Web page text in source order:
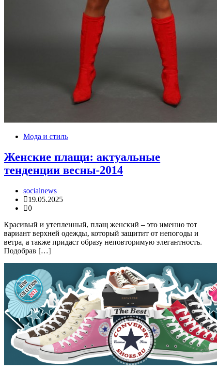
Мода и стиль
Женские плащи: актуальные
тенденции весны-2014
socialnews
19.05.2025
0
Красивый и утепленный, плащ женский – это именно тот
вариант верхней одежды, который защитит от непогоды и
ветра, а также придаст образу неповторимую элегантность.
Подобрав […]